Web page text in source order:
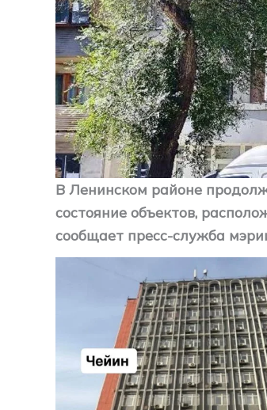
В Ленинском районе
состояние объектов,
сообщает пресс-служба